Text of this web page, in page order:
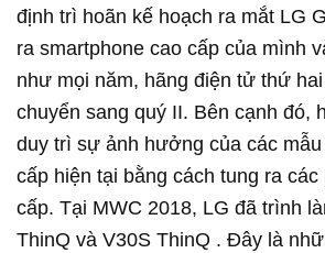
định trì hoãn kế hoạch ra mắt LG
ra smartphone cao cấp của mình
như mọi năm, hãng điện tử thứ
chuyển sang quý II. Bên cạnh đó,
duy trì sự ảnh hưởng của các
cấp hiện tại bằng cách tung ra các
cấp. Tại MWC 2018, LG đã trình
ThinQ và V30S ThinQ . Đây là